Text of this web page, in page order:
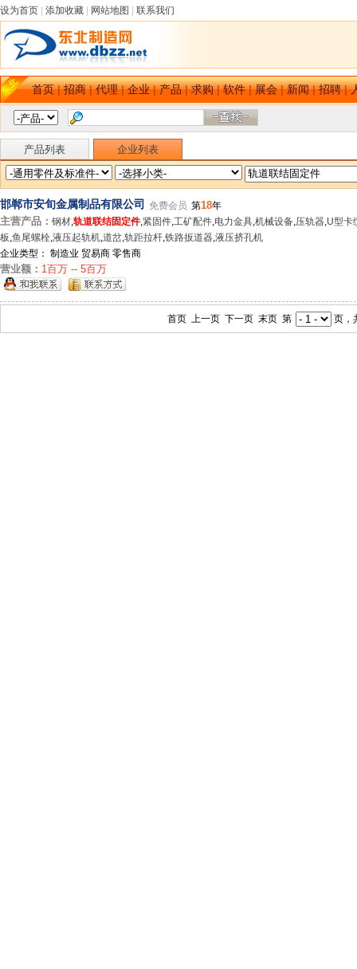
设为首页 添加收藏 网站地图 联系我们
首页|招商|代理|企业|产品|求购|软件|展会|新闻|招聘|
产品列表 企业列表
邯郸市安旬金属制品有限公司 免费会员 第18年
主营产品： 钢材,轨道联结固定件,紧固件,工矿配件,电力金具,机械设备,压轨器,U型卡
板,鱼尾螺栓,液压起轨机,道岔,轨距拉杆,铁路扳道器,液压挤孔机
企业类型： 制造业 贸易商 零售商
营业额： 1百万 -- 5百万
首页 上一页 下一页 末页 第 页，